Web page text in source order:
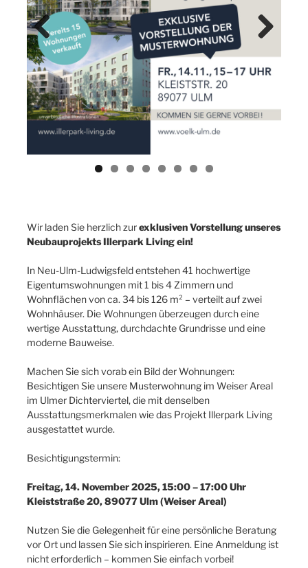
Previ
ous
Wir laden Sie herzlich zurexklusiven Vorstellung unseres
Neubauprojekts Illerpark Living ein!
In Neu-Ulm-Ludwigsfeld entstehen 41 hochwertige
Eigentumswohnungen mit 1 bis 4 Zimmern und
Wohnflächen von ca. 34 bis 126 m² – verteilt auf zwei
Wohnhäuser. Die Wohnungen überzeugen durch eine
wertige Ausstattung, durchdachte Grundrisse und eine
moderne Bauweise.
Machen Sie sich vorab ein Bild der Wohnungen:
Besichtigen Sie unsere Musterwohnung im Weiser Areal
im Ulmer Dichterviertel, die mit denselben
Ausstattungsmerkmalen wie das Projekt Illerpark Living
ausgestattet wurde.
Besichtigungstermin:
Freitag, 14. November 2025, 15:00 – 17:00 Uhr
Kleiststraße 20, 89077 Ulm (Weiser Areal)
Nutzen Sie die Gelegenheit für eine persönliche Beratung
vor Ort und lassen Sie sich inspirieren. Eine Anmeldung ist
nicht erforderlich – kommen Sie einfach vorbei!